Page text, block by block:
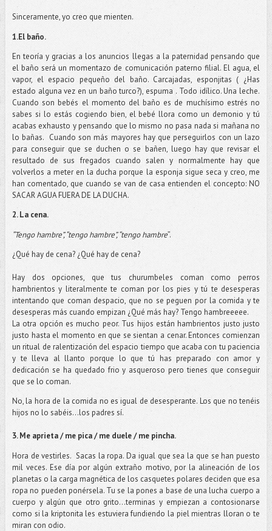
Sinceramente, yo creo que mienten.
1.El baño.
En teoría y gracias a los anuncios llegas a la paternidad pensando que
el baño será un momentazo de comunicación paterno filial. El agua, el
vapor, el espacio pequeño del baño. Carcajadas, esponjitas ( ¿Has
estado alguna vez en un baño turco?), espuma . Todo idílico. Una leche.
Cuando son bebés el momento del baño es de muchísimo estrés no
sabes si lo estás cogiendo bien, el bebé llora como un demonio y tú
acabas exhausto y pensando que lo mismo no pasa nada si mañana no
lo bañas. Cuando son más mayores hay que perseguirlos con un lazo
para conseguir que se duchen o se bañen, luego hay que revisar el
resultado de sus fregados cuando salen y normalmente hay que
volverlos a meter en la ducha porque la esponja sigue seca y creo, me
han comentado, que cuando se van de casa entienden el concepto: NO
SACAR AGUA FUERA DE LA DUCHA.
2. La cena.
“Tengo hambre”, “tengo hambre”, “tengo hambre”.
¿Qué hay de cena? ¿Qué hay de cena?
Hay dos opciones, que tus churumbeles coman como perros
hambrientos y literalmente te coman por los pies y tú te desesperas
intentando que coman despacio, que no se peguen por la comida y te
desesperas más cuando empizan ¿Qué más hay? Tengo hambreeeee.
La otra opción es mucho peor. Tus hijos están hambrientos justo justo
justo hasta el momento en que se sientan a cenar. Entonces comienzan
un ritual de ralentización del espacio tiempo que acaba con tu paciencia
y te lleva al llanto porque lo que tú has preparado con amor y
dedicación se ha quedado frio y asqueroso pero tienes que conseguir
que se lo coman.
No, la hora de la comida no es igual de desesperante. Los que no tenéis
hijos no lo sabéis…los padres sí.
3. Me aprieta / me pica / me duele / me pincha.
Hora de vestirles. Sacas la ropa. Da igual que sea la que se han puesto
mil veces. Ese día por algún extraño motivo, por la alineación de los
planetas o la carga magnética de los casquetes polares deciden que esa
ropa no pueden ponérsela. Tu se la pones a base de una lucha cuerpo a
cuerpo y algún que otro grito…terminas y empiezan a contosionarse
como si la kriptonita les estuviera fundiendo la piel mientras lloran o te
miran con odio.